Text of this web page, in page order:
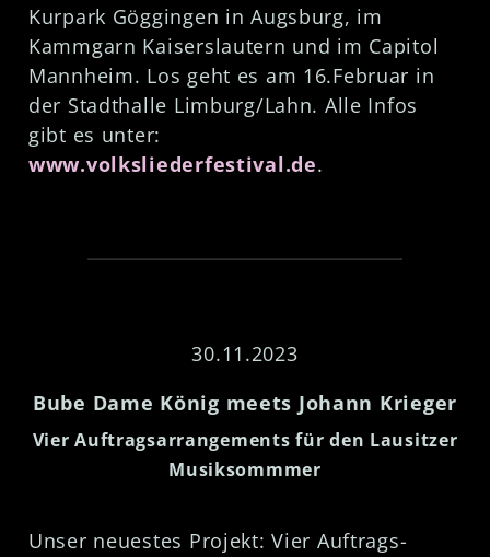
Kurpark Göggingen in Augsburg, im
Kammgarn Kaiserslautern und im Capitol
Mannheim. Los geht es am 16.Februar in
der Stadthalle Limburg/Lahn. Alle Infos
gibt es unter:
www.volksliederfestival.de.
30.11.2023
Bube Dame König meets Johann Krieger
Vier Auftragsarrangements für den Lausitzer
Musiksommmer
Unser neuestes Projekt: Vier Auftrags-